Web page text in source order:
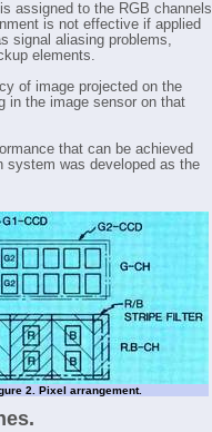
assigned to the RGB channels
is not effective if applied
signal aliasing problems,
elements.
of image projected on the
in the image sensor on that
that can be achieved
system was developed as the
2. Pixel arrangement.